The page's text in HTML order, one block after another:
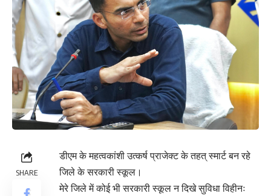
SHARE
डीएम के महत्वकांशी उत्कर्ष प्राजेक्ट के तहत् स्मार्ट बन रहे
जिले के सरकारी स्कूल।
मेरे जिले में कोई भी सरकारी स्कूल न दिखे सुविधा विहीनः